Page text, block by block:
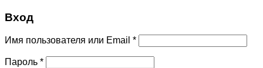
Вход
Имя пользователя или Email *
Пароль *